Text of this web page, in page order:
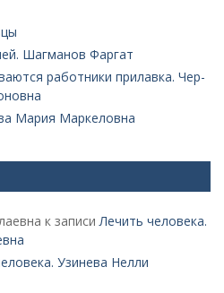
Шагманов Фаргат
работники прилавка. Чер­
Мария Маркеловна
к записиЛечить человека.
Узинева Нелли